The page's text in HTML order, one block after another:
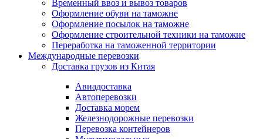
Временный ввоз и вывоз товаров
Оформление обуви на таможне
Оформление посылок на таможне
Оформление строительной техники на таможне
Переработка на таможенной территории
Международные перевозки
Доставка грузов из Китая
Авиадоставка
Автоперевозки
Доставка морем
Железнодорожные перевозки
Перевозка контейнеров